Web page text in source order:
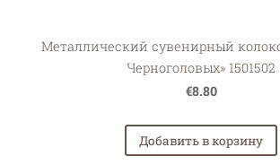
Металлический сувенирный
Черноголовых» 1501502
€8.80
Добавить в корзину